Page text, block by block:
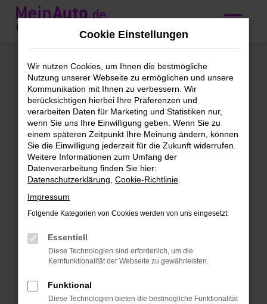
Zum
Hauptinhalt
BMW 4er Reihe
kaufen mit
Lieferservice nach
Nürnberg
Wir bieten günstige BMW 4er
Reihe für Nürnberg
Schleichst du bereits um eine BMW 4er
diesem Modell in Nürnberg unterwegs
sein? Dann ist jetzt der richtige Moment,
denn wir bieten dieses erstklassige
Fahrzeug zu einem sensationellen Preis.
Bei MeinAuto Gebrauchtwagen bist du
Cookie Einstellungen
Wir nutzen Cookies, um Ihnen die bestmögliche
Nutzung unserer Webseite zu ermöglichen und unsere
Kommunikation mit Ihnen zu verbessern. Wir
berücksichtigen hierbei Ihre Präferenzen und
verarbeiten Daten für Marketing und Statistiken nur,
wenn Sie uns Ihre Einwilligung geben. Wenn Sie zu
einem späteren Zeitpunkt Ihre Meinung ändern, können
Sie die Einwilligung jederzeit für die Zukunft widerrufen.
Weitere Informationen zum Umfang der
Datenverarbeitung finden Sie hier:
Datenschutzerklärung Cookie-Richtlinie
Impressum
Folgende Kategorien von Cookies werden von uns eingesetzt:
Essentiell
Diese Technologien sind erforderlich, um die
Kernfunktionalität der Webseite zu gewährleisten.
Funktional
Diese Technologien bieten die bestmögliche Funktionalität